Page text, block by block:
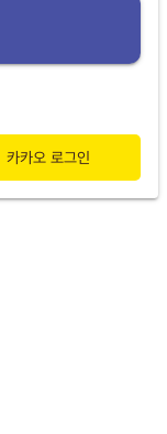
카카오 로그인